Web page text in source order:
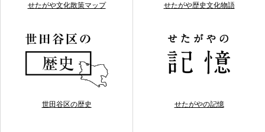
せたがや文化散策マップ せたがや歴史文化物語
世田谷区の歴史 せたがやの記憶